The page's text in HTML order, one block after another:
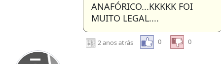
ANAFÓRICO...KKKKK FOI
MUITO LEGAL....
2 anos atrás 0 0